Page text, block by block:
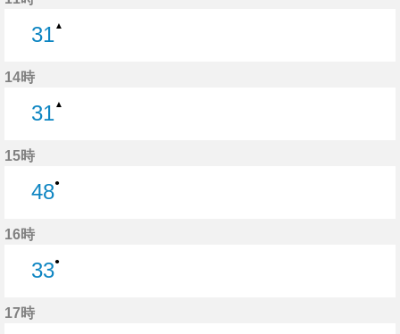
31▲
14時
31▲
15時
48●
16時
33●
17時